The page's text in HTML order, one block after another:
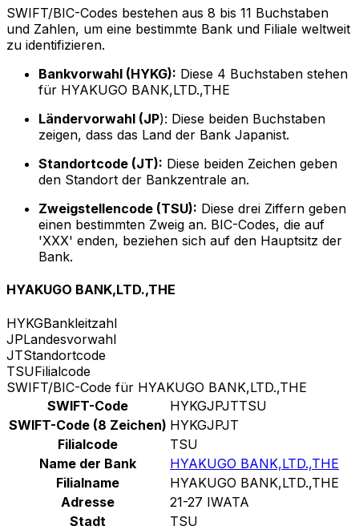
SWIFT/BIC-Codes bestehen aus 8 bis 11 Buchstaben
und Zahlen, um eine bestimmte Bank und Filiale weltweit
zu identifizieren.
Bankvorwahl (HYKG): Diese 4 Buchstaben stehen
für HYAKUGO BANK,LTD.,THE
Ländervorwahl (JP): Diese beiden Buchstaben
zeigen, dass das Land der Bank Japanist.
Standortcode (JT): Diese beiden Zeichen geben
den Standort der Bankzentrale an.
Zweigstellencode (TSU): Diese drei Ziffern geben
einen bestimmten Zweig an. BIC-Codes, die auf
'XXX' enden, beziehen sich auf den Hauptsitz der
Bank.
HYAKUGO BANK,LTD.,THE
HYKGBankleitzahl
JPLandesvorwahl
JTStandortcode
TSUFilialcode
SWIFT/BIC-Code für HYAKUGO BANK,LTD.,THE
SWIFT-Code
HYKGJPJTTSU
SWIFT-Code (8 Zeichen) HYKGJPJT
Filialcode
TSU
Name der Bank
HYAKUGO BANK,LTD.,THE
Filialname
HYAKUGO BANK,LTD.,THE
Adresse
21-27 IWATA
Stadt
TSU